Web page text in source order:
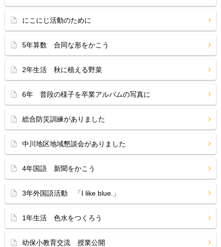
にこにじ活動のために
5年算数 合同な形をかこう
2年生活 秋に植える野菜
6年 普段の様子を卒業アルバムの写真に
総合防災訓練がありました
中川地区地域懇談会がありました
4年国語 新聞をかこう
3年外国語活動 「I like blue.」
1年生活 色水をつくろう
幼保小教育交流 授業公開